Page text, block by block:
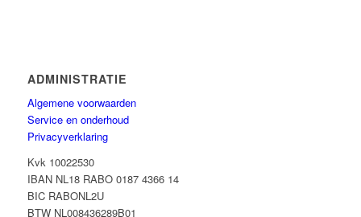
ADMINISTRATIE
Algemene voorwaarden
Service en onderhoud
Privacyverklaring
Kvk 10022530
IBAN NL18 RABO 0187 4366 14
BIC RABONL2U
BTW NL008436289B01